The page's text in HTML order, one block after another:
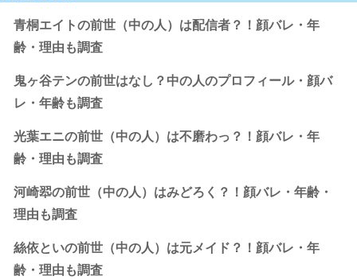
青桐エイトの前世（中の人）は配信者？！顔バレ・年
齢・理由も調査
鬼ヶ谷テンの前世はなし？中の人のプロフィール・顔バ
レ・年齢も調査
光葉エニの前世（中の人）は不磨わっ？！顔バレ・年
齢・理由も調査
河崎翆の前世（中の人）はみどろく？！顔バレ・年齢・
理由も調査
絲依といの前世（中の人）は元メイド？！顔バレ・年
齢・理由も調査